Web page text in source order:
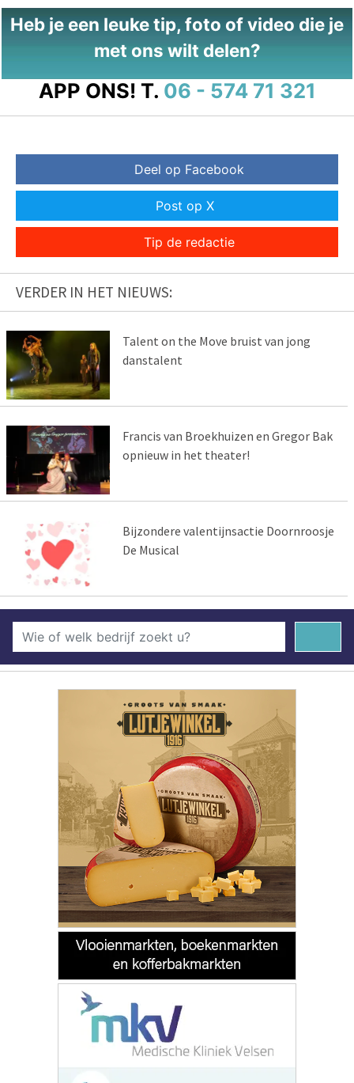
Heb je een leuke tip, foto of video die je
met ons wilt delen?
APP ONS! T. 06 - 574 71 321
Deel op Facebook
Post op X
Tip de redactie
VERDER IN HET NIEUWS:
Talent on the Move bruist van jong
danstalent
Francis van Broekhuizen en Gregor Bak
opnieuw in het theater!
Bijzondere valentijnsactie Doornroosje
De Musical